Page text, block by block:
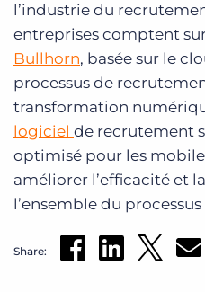
l’industrie du
entreprises comptent
Bullhorn, basée sur le
processus de
transformation
logiciel de recrutement
optimisé pour les
améliorer l’efficacité et
l’ensemble du
Share: